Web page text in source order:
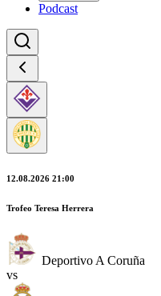
Podcast
12.08.2026 21:00
Trofeo Teresa Herrera
Deportivo A Coruña
vs